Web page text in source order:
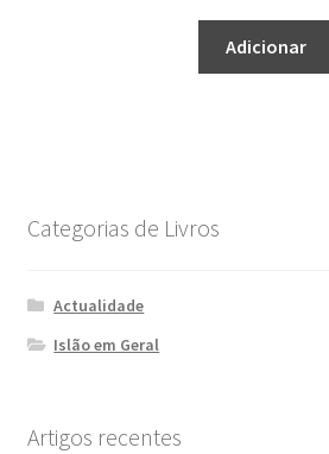
Adicionar
Categorias de Livros
Actualidade
Islão em Geral
Artigos recentes